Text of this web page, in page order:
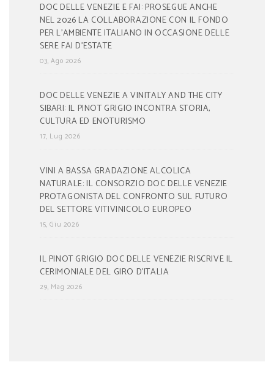
DOC DELLE VENEZIE E FAI: PROSEGUE ANCHE
NEL 2026 LA COLLABORAZIONE CON IL FONDO
PER L’AMBIENTE ITALIANO IN OCCASIONE DELLE
SERE FAI D’ESTATE
03, Ago 2026
DOC DELLE VENEZIE A VINITALY AND THE CITY
SIBARI: IL PINOT GRIGIO INCONTRA STORIA,
CULTURA ED ENOTURISMO
17, Lug 2026
VINI A BASSA GRADAZIONE ALCOLICA
NATURALE: IL CONSORZIO DOC DELLE VENEZIE
PROTAGONISTA DEL CONFRONTO SUL FUTURO
DEL SETTORE VITIVINICOLO EUROPEO
15, Giu 2026
IL PINOT GRIGIO DOC DELLE VENEZIE RISCRIVE IL
CERIMONIALE DEL GIRO D’ITALIA
29, Mag 2026